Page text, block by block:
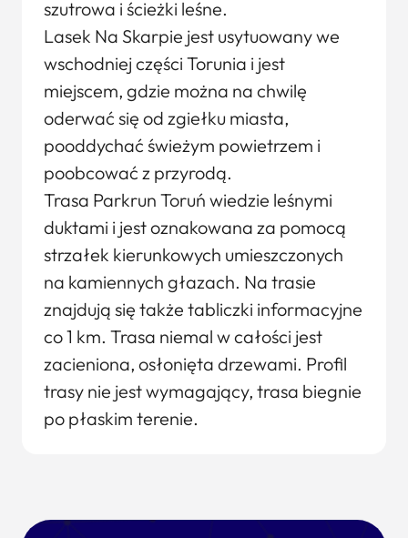
szutrowa i ścieżki leśne.
Lasek Na Skarpie jest usytuowany we
wschodniej części Torunia i jest
miejscem, gdzie można na chwilę
oderwać się od zgiełku miasta,
pooddychać świeżym powietrzem i
poobcować z przyrodą.
Trasa Parkrun Toruń wiedzie leśnymi
duktami i jest oznakowana za pomocą
strzałek kierunkowych umieszczonych
na kamiennych głazach. Na trasie
znajdują się także tabliczki informacyjne
co 1 km. Trasa niemal w całości jest
zacieniona, osłonięta drzewami. Profil
trasy nie jest wymagający, trasa biegnie
po płaskim terenie.